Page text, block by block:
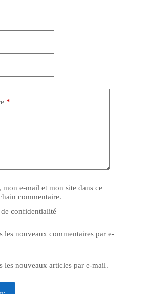
*
e-mail et mon site dans ce
commentaire.
confidentialité
les nouveaux commentaires par e-
les nouveaux articles par e-mail.